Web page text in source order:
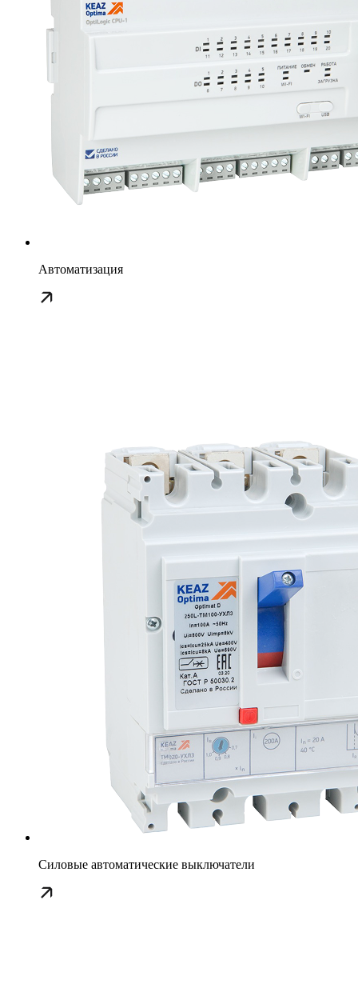
Автоматизация
Силовые автоматические выключатели